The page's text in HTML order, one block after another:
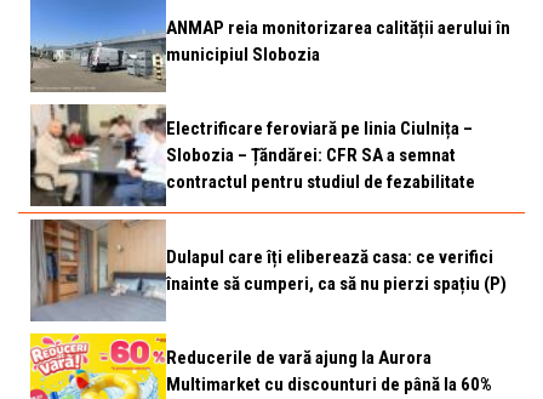
ANMAP reia monitorizarea calității aerului în
municipiul Slobozia
Electrificare feroviară pe linia Ciulnița –
Slobozia – Țăndărei: CFR SA a semnat
contractul pentru studiul de fezabilitate
Dulapul care îți eliberează casa: ce verifici
înainte să cumperi, ca să nu pierzi spațiu (P)
Reducerile de vară ajung la Aurora
Multimarket cu discounturi de până la 60%